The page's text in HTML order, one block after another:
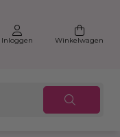
Inloggen Winkelwagen